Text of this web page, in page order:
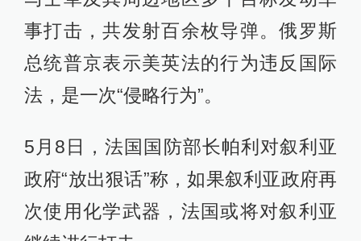
事打击，共发射百余枚导弹。俄罗斯
总统普京表示美英法的行为违反国际
法，是一次“侵略行为”。
5月8日，法国国防部长帕利对叙利亚
政府“放出狠话”称，如果叙利亚政府再
次使用化学武器，法国或将对叙利亚